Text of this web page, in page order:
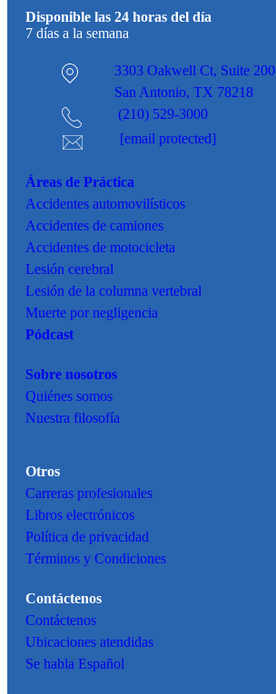
Disponible las 24 horas del día
7 días a la semana
3303 Oakwell Ct, Suite 200
San Antonio, TX 78218
(210) 529-3000
[email protected]
Áreas de Práctica
Accidentes automovilísticos
Accidentes de camiones
Accidentes de motocicleta
Lesión cerebral
Lesión de la columna vertebral
Muerte por negligencia
Pódcast
Sobre nosotros
Quiénes somos
Nuestra filosofía
Otros
Carreras profesionales
Libros electrónicos
Política de privacidad
Términos y Condiciones
Contáctenos
Contáctenos
Ubicaciones atendidas
Se habla Español